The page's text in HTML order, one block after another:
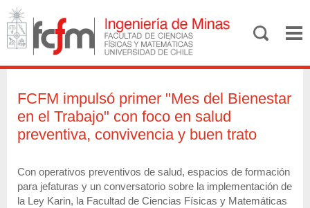
FCFM impulsó primer "Mes del Bienestar
en el Trabajo" con foco en salud
preventiva, convivencia y buen trato
Con operativos preventivos de salud, espacios de formación
para jefaturas y un conversatorio sobre la implementación de
la Ley Karin, la Facultad de Ciencias Físicas y Matemáticas